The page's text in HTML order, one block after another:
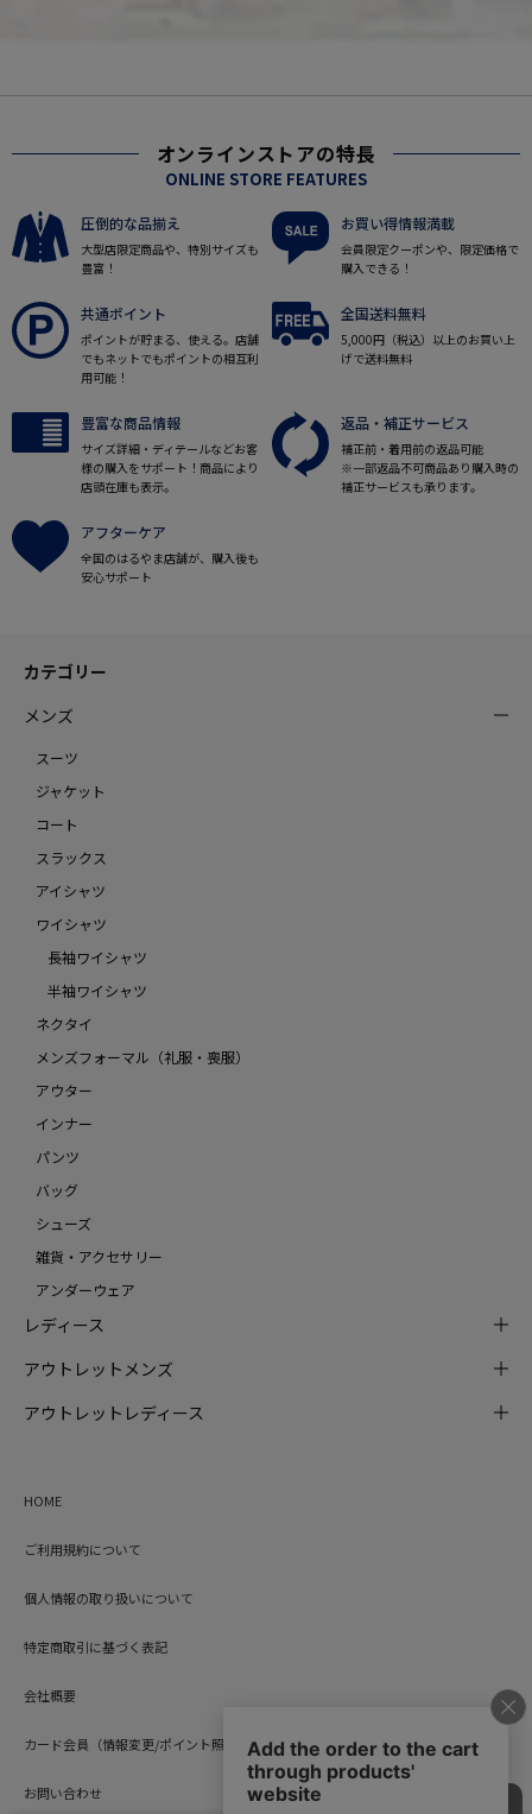
オンラインストアの特長
ONLINE STORE FEATURES
圧倒的な品揃え
大型店限定商品や、特別サイズも
豊富！
お買い得情報満載
会員限定クーポンや、限定価格で
購入できる！
共通ポイント
ポイントが貯まる、使える。店舗
でもネットでもポイントの相互利
用可能！
全国送料無料
5,000円（税込）以上のお買い上
げで送料無料
豊富な商品情報
サイズ詳細・ディテールなどお客
様の購入をサポート！商品により
店頭在庫も表示。
返品・補正サービス
補正前・着用前の返品可能
※一部返品不可商品あり購入時の
補正サービスも承ります。
アフターケア
全国のはるやま店舗が、購入後も
安心サポート
カテゴリー
メンズ
スーツ
ジャケット
コート
スラックス
アイシャツ
ワイシャツ
長袖ワイシャツ
半袖ワイシャツ
ネクタイ
メンズフォーマル（礼服・喪服）
アウター
インナー
パンツ
バッグ
シューズ
雑貨・アクセサリー
アンダーウェア
レディース
アウトレットメンズ
アウトレットレディース
HOME
ご利用規約について
個人情報の取り扱いについて
特定商取引に基づく表記
会社概要
カード会員（情報変更/ポイント照会）
お問い合わせ